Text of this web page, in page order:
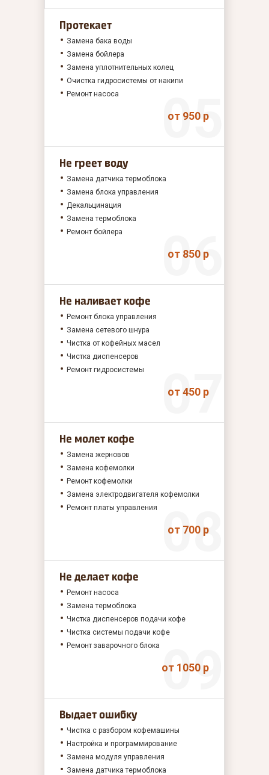
Протекает
Замена бака воды
Замена бойлера
Замена уплотнительных колец
Очистка гидросистемы от накипи
Ремонт насоса
от 950 р
Не греет воду
Замена датчика термоблока
Замена блока управления
Декальцинация
Замена термоблока
Ремонт бойлера
от 850 р
Не наливает кофе
Ремонт блока управления
Замена сетевого шнура
Чистка от кофейных масел
Чистка диспенсеров
Ремонт гидросистемы
от 450 р
Не молет кофе
Замена жерновов
Замена кофемолки
Ремонт кофемолки
Замена электродвигателя кофемолки
Ремонт платы управления
от 700 р
Не делает кофе
Ремонт насоса
Замена термоблока
Чистка диспенсеров подачи кофе
Чистка системы подачи кофе
Ремонт заварочного блока
от 1050 р
Выдает ошибку
Чистка с разбором кофемашины
Настройка и программирование
Замена модуля управления
Замена датчика термоблока